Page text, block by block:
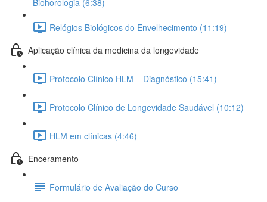
Biohorologia (6:38)
Relógios Biológicos do Envelhecimento (11:19)
Aplicação clínica da medicina da longevidade
Protocolo Clínico HLM – Diagnóstico (15:41)
Protocolo Clínico de Longevidade Saudável (10:12)
HLM em clínicas (4:46)
Enceramento
Formulário de Avaliação do Curso